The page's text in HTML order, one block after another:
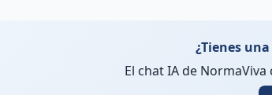
¿Tienes
El chat IA de